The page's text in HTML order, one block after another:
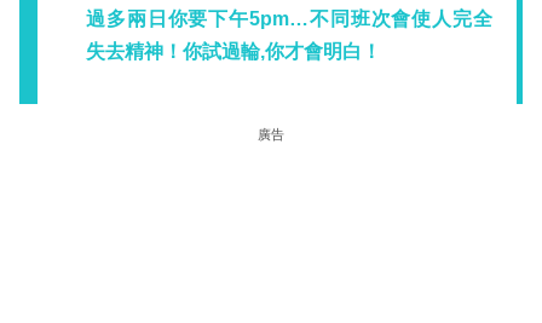
過多兩日你要下午5pm…不同班次會使人完全
失去精神！你試過輪,你才會明白！
廣告